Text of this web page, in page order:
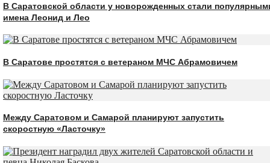
В Саратовской области у новорожденных стали
имена Леонид и Лео
В Саратове простятся с ветераном МЧС Абрамовичем
Между Саратовом и Самарой планируют запустить
скоростную «Ласточку»